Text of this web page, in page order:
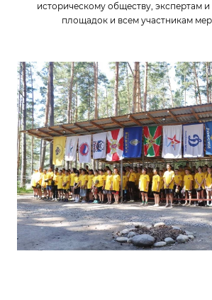
историческому обществу, экспертам
площадок и всем участникам